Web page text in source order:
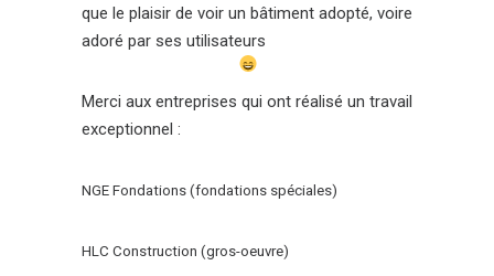
que le plaisir de voir un bâtiment adopté, voire
adoré par ses utilisateurs
Merci aux entreprises qui ont réalisé un travail
exceptionnel :
NGE Fondations (fondations spéciales)
HLC Construction (gros-oeuvre)